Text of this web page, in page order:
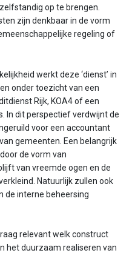
op te brengen.
zijn denkbaar in de vorm
regeling of
werkt deze ‘dienst’ in
onder toezicht van een
Rijk, KOA4 of een
In dit perspectief verdwijnt de
voor een accountant
gemeenten. Een belangrijk
de vorm van
van vreemde ogen en de
Natuurlijk zullen ook
de interne beheersing
relevant welk construct
het duurzaam realiseren van